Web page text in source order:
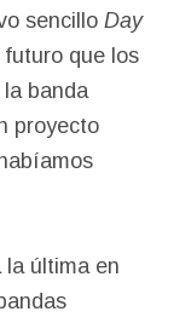
sencillo Day
que los
banda
proyecto
la última en